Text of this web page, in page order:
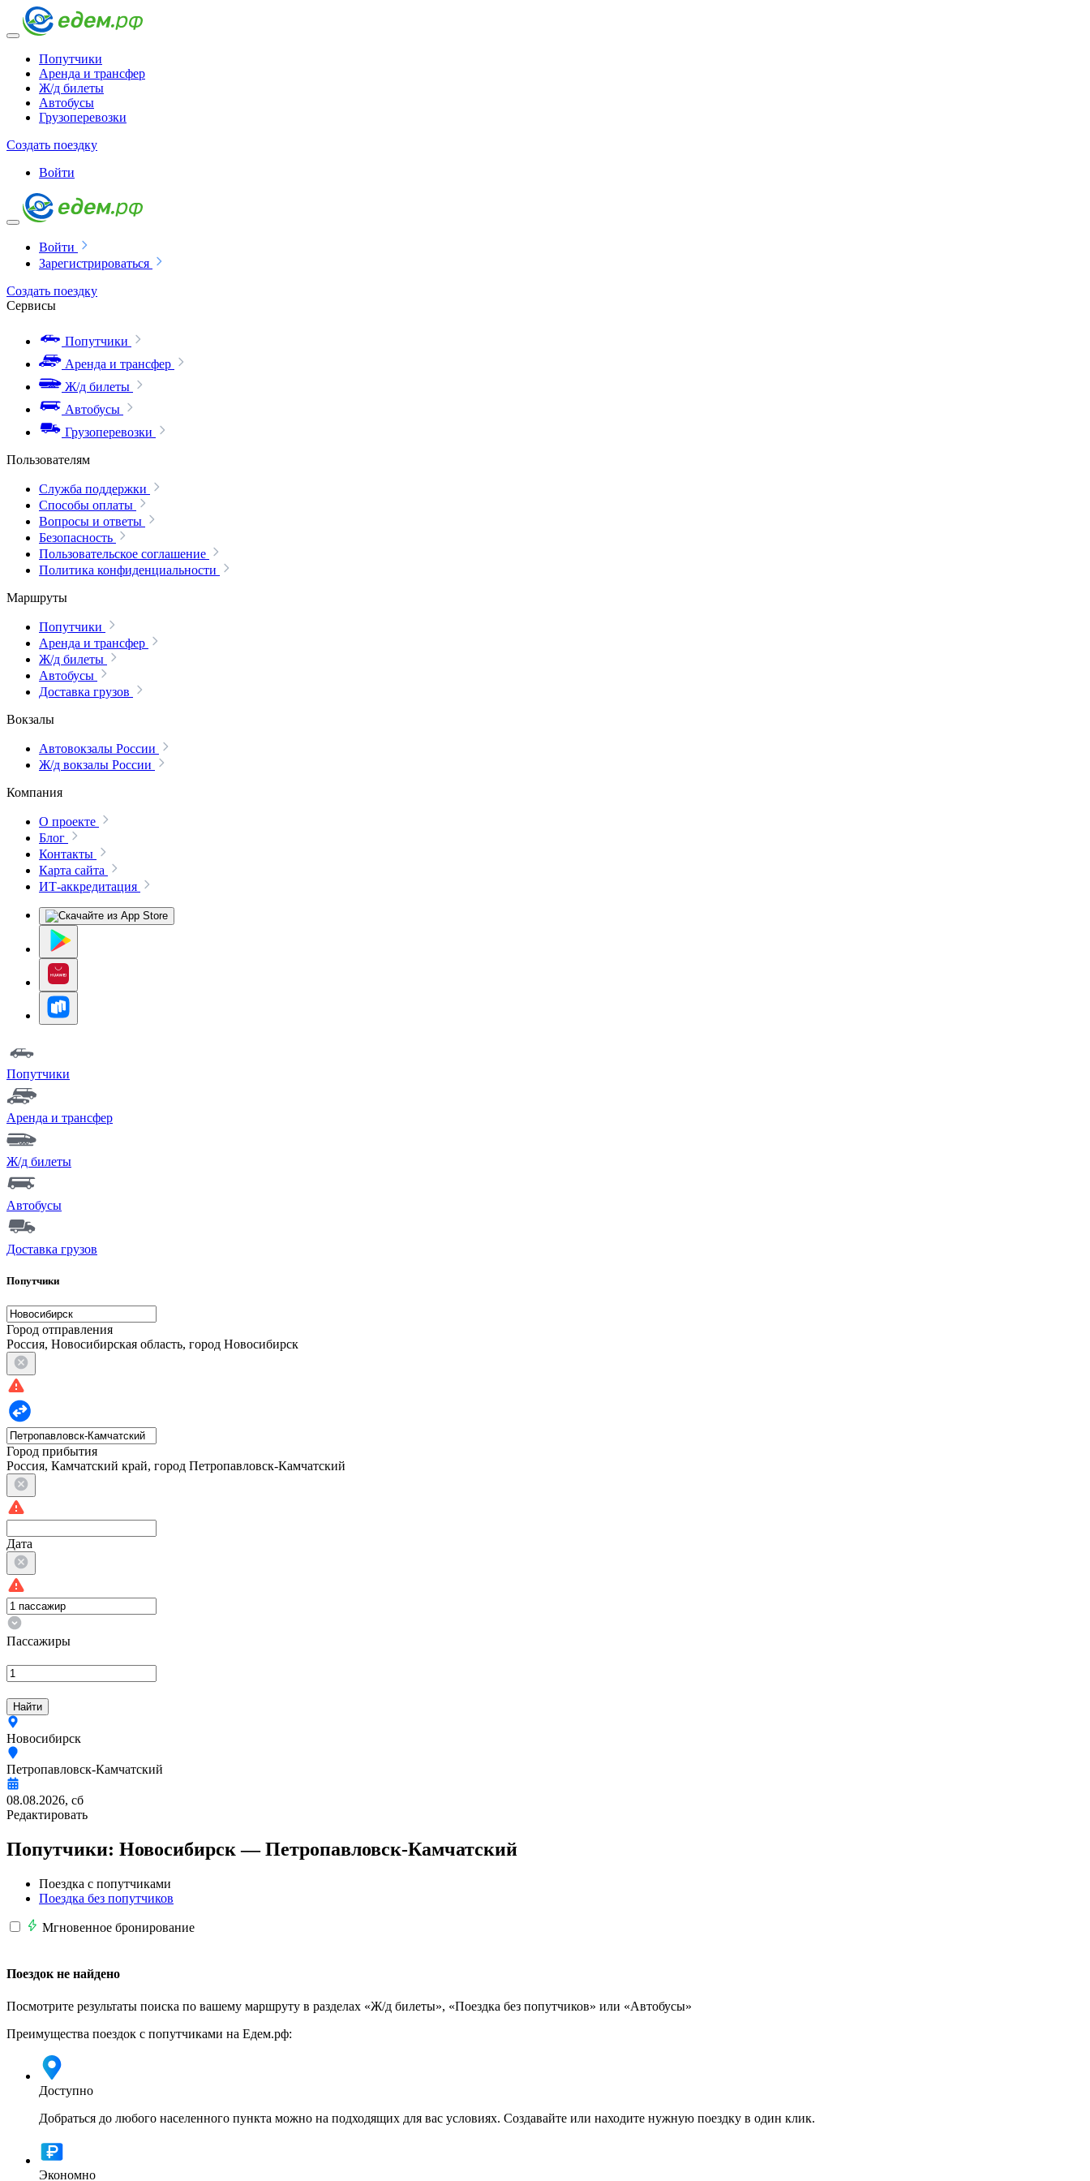
Попутчики
Аренда и трансфер
Ж/д билеты
Автобусы
Грузоперевозки
Создать поездку
Войти
Войти
Зарегистрироваться
Создать поездку
Сервисы
Попутчики
Аренда и трансфер
Ж/д билеты
Автобусы
Грузоперевозки
Пользователям
Служба поддержки
Способы оплаты
Вопросы и ответы
Безопасность
Пользовательское соглашение
Политика конфиденциальности
Маршруты
Попутчики
Аренда и трансфер
Ж/д билеты
Автобусы
Доставка грузов
Вокзалы
Автовокзалы России
Ж/д вокзалы России
Компания
О проекте
Блог
Контакты
Карта сайта
ИТ-аккредитация
Попутчики
Аренда и трансфер
Ж/д билеты
Автобусы
Доставка грузов
Попутчики
Город отправления
Россия, Новосибирская область, город Новосибирск
Город прибытия
Россия, Камчатский край, город Петропавловск-Камчатский
Дата
Пассажиры
Найти
Новосибирск
Петропавловск-Камчатский
08.08.2026, сб
Редактировать
Попутчики: Новосибирск —Петропавловск-Камчатский
Поездка с попутчиками
Поездка без попутчиков
Мгновенное бронирование
Поездок не найдено
Посмотрите результаты поиска по вашему маршруту в разделах «Ж/д билеты», «Поездка без попутчиков» или «Автобусы»
Преимущества поездок с попутчиками на Едем.рф:
Доступно
Добраться до любого населенного пункта можно на подходящих для вас условиях. Создавайте или находите нужную поездку в один клик.
Экономно